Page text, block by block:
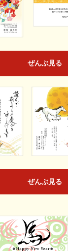
ぜんぶ見る
ぜんぶ見る